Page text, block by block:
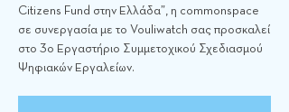
Citizens Fund στην Ελλάδα”, η commonspace
σε συνεργασία με το Vouliwatch σας προσκαλεί
στο 3ο Εργαστήριο Συμμετοχικού Σχεδιασμού
Ψηφιακών Εργαλείων.